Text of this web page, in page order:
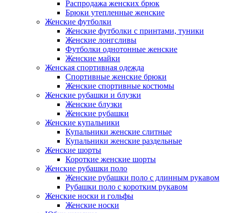
Распродажа женских брюк
Брюки утепленные женские
Женские футболки
Женские футболки с принтами, туники
Женские лонгсливы
Футболки однотонные женские
Женские майки
Женская спортивная одежда
Спортивные женские брюки
Женские спортивные костюмы
Женские рубашки и блузки
Женские блузки
Женские рубашки
Женские купальники
Купальники женские слитные
Купальники женские раздельные
Женские шорты
Короткие женские шорты
Женские рубашки поло
Женские рубашки поло с длинным рукавом
Рубашки поло с коротким рукавом
Женские носки и гольфы
Женские носки